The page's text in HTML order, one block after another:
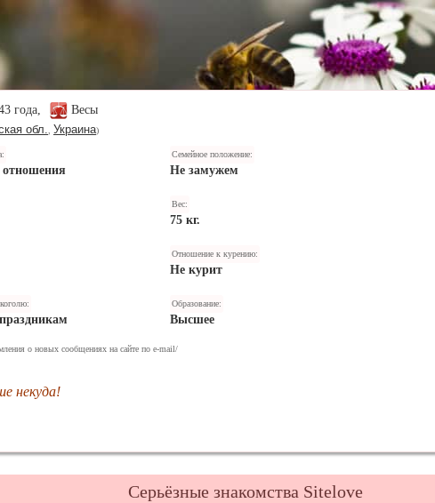
года,
Весы
обл. Украина)
отношения
Семейное положение:
Не замужем
Вес:
75 кг.
Отношение к курению:
Не курит
Образование:
Высшее
о новых сообщениях на сайте по e-mail/
некуда!
Серьёзные знакомства Sitelove